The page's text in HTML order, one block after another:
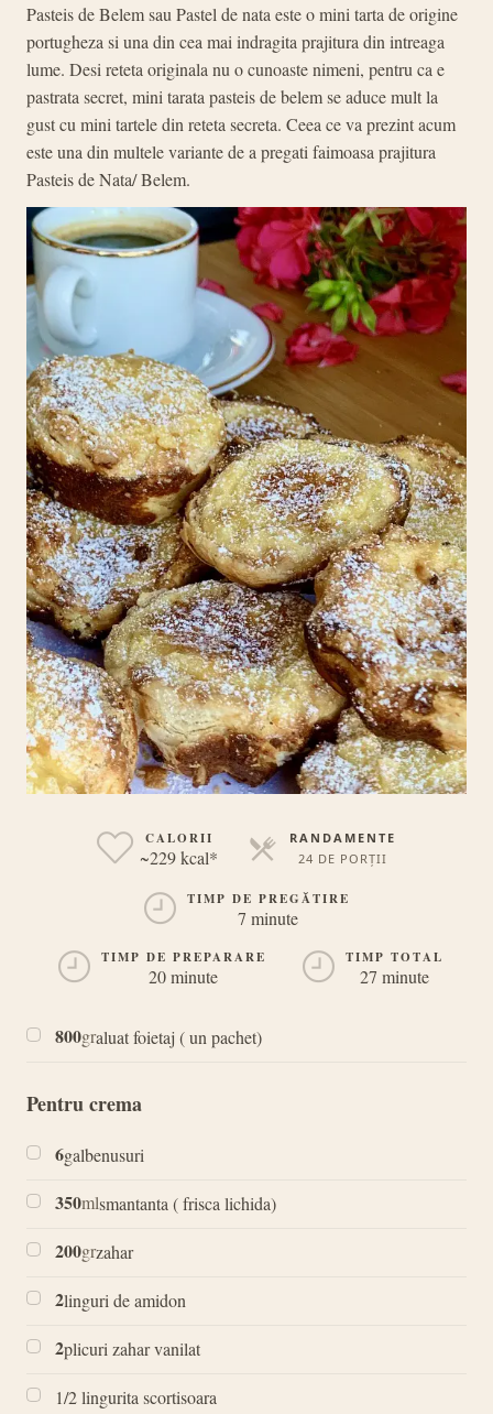
Pasteis de Belem sau Pastel de nata este o mini tarta de origine
portugheza si una din cea mai indragita prajitura din intreaga
lume. Desi reteta originala nu o cunoaste nimeni, pentru ca e
pastrata secret, mini tarata pasteis de belem se aduce mult la
gust cu mini tartele din reteta secreta. Ceea ce va prezint acum
este una din multele variante de a pregati faimoasa prajitura
Pasteis de Nata/ Belem.
CALORII
~229 kcal*
RANDAMENTE
24 DE PORȚII
TIMP DE PREGĂTIRE
7 minute
TIMP DE PREPARARE
20 minute
TIMP TOTAL
27 minute
800graluat foietaj ( un pachet)
Pentru crema
6galbenusuri
350mlsmantanta ( frisca lichida)
200grzahar
2linguri de amidon
2plicuri zahar vanilat
1/2 lingurita scortisoara